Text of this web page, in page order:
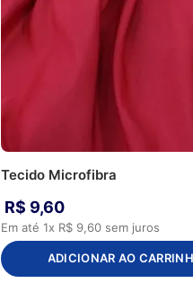
Tecido Microfibra
R$ 9,60
Em até1x R$ 9,60 sem juros
ADICIONAR AO